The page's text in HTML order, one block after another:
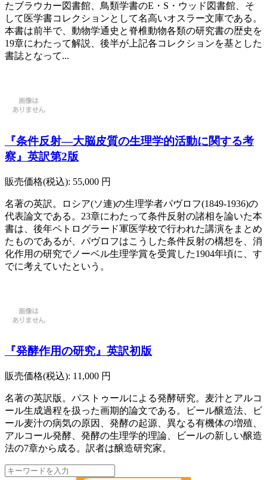
たブラウカー図書館、鳥類学書のE・S・ウッド図書館、そ
して医学書コレクションとして名高いオスラー文庫である。
本書は前半で、動物学通史と脊椎動物各類の研究書の歴史を
19章にわたって解説、後半が上記各コレクションを基とした
書誌となって...
『条件反射―大脳皮質の生理学的活動に関する考
察』英訳第2版
販売価格(税込): 55,000 円
名著の英訳。ロシア(ソ連)の生理学者パヴロフ(1849-1936)の
代表論文である。23章にわたって条件反射の諸相を論いた本
書は、後年ペトログラード軍医学校で行われた講演をまとめ
たものであるが、パヴロフはこうした条件反射の構想を、消
化作用の研究でノーベル生理学賞を受賞した1904年頃に、す
でに考えていたという。
『発酵作用の研究』英訳初版
販売価格(税込): 11,000 円
名著の英訳版。パストゥールによる発酵研究。麦汁とアルコ
ール生成過程を扱った画期的論文である。ビール醸造法、ビ
ール麦汁の病気の原因、発酵の起源、異なる有機体の増殖、
アルコール発酵、発酵の生理学的理論、ビールの新しい醸造
法の7章から成る。訳者は醸造研究家。